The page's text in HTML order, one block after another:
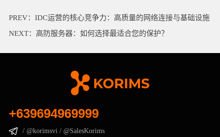
PREV： IDC运营的核心竞争力：高质量的网络连接与基础设施
NEXT： 高防服务器：如何选择最适合您的保护？
+639694969999
/ @korimsvi / @SalesKorims